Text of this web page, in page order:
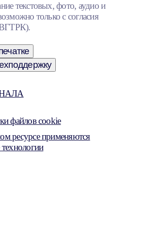
текстовых, фото, аудио и
только с согласия
файлов cookie
ресурсе применяются